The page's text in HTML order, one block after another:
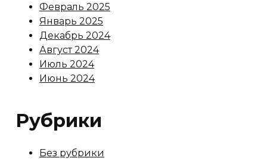
Февраль 2025
Январь 2025
Декабрь 2024
Август 2024
Июль 2024
Июнь 2024
Рубрики
Без рубрики